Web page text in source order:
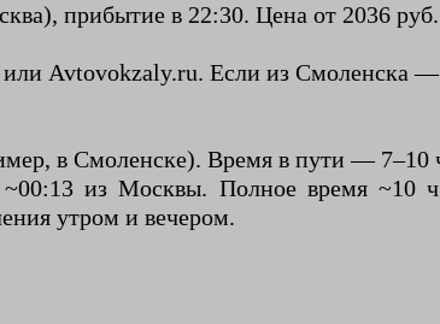
прибытие в 22:30. Цена от 2036 руб.
Avtovokzaly.ru. Если из Смоленска —
в Смоленске). Время в пути — 7–10
из Москвы. Полное время ~10
утром и вечером.